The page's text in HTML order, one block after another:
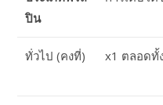
ปิน
ทั่วไป (คงที่) x1 ตลอดทั้